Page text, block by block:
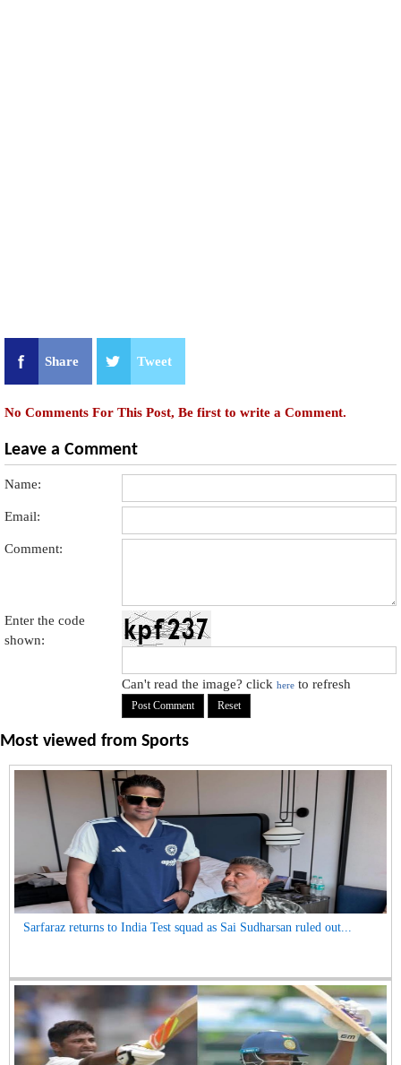
Share Tweet
No Comments For This Post, Be first to write a Comment.
Leave a Comment
Name:
Email:
Comment:
Enter the code
shown:
Can't read the image? clickhere to refresh
Most viewed from Sports
Sarfaraz returns to India Test squad as Sai Sudharsan ruled out...